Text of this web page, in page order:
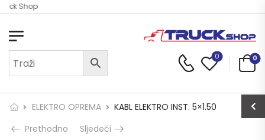
Shop
0 0
ELEKTRO OPREMA
KABL ELEKTRO INST. 5×1.50
Prethodno
Sljedeći